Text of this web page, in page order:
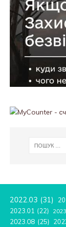
2022.03 (31)
2023.01 (22)
2023.08 (25)